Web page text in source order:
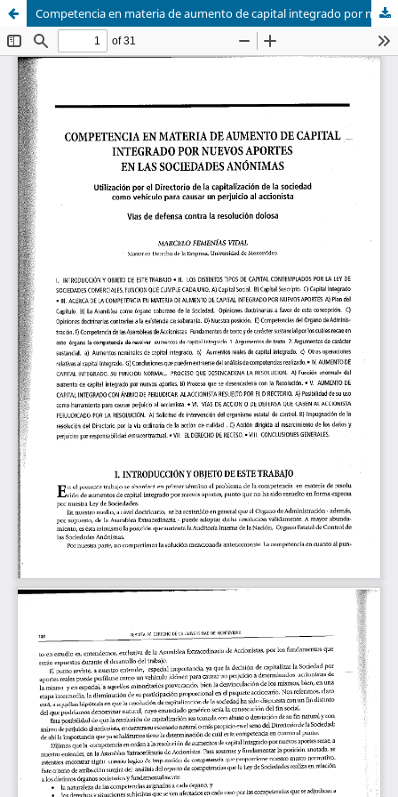
Competencia en materia de aumento de capital integrado por nuevos aportes en las sociedades anónimas